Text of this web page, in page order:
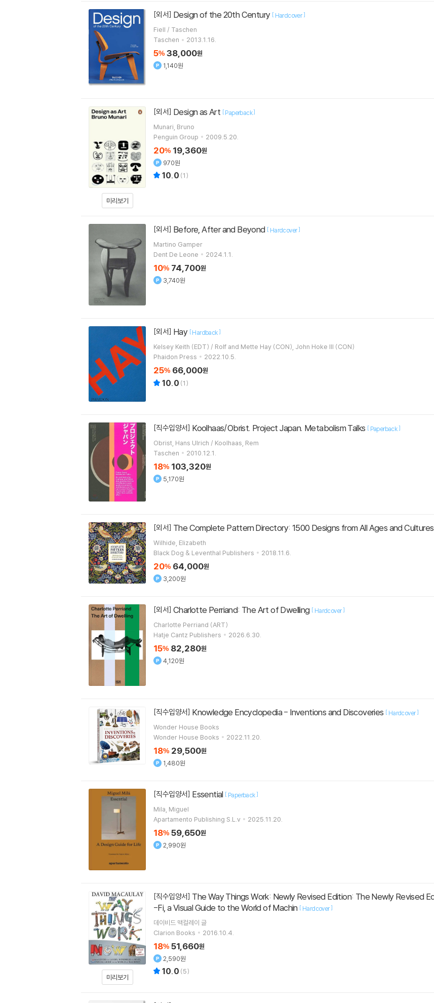
[외서] Design of the 20th Century [ Hardcover]
Fiell / Taschen
Taschen
2013.1.16.
5% 38,000원
1,140원
미리보기
[외서] Design as Art [Paperback]
Munari, Bruno
Penguin Group
2009.5.20.
20% 19,360원
970원
10.0 (1)
[외서] Before, After and Beyond [ Hardcover]
Martino Gamper
Dent De Leone
2024.1.1.
10% 74,700원
3,740원
[외서] Hay [Hardback]
Kelsey Keith (EDT) / Rolf and Mette Hay (CON), John Hoke III (CON)
Phaidon Press
2022.10.5.
25% 66,000원
10.0 (1)
[직수입양서] Koolhaas/Obrist. Project Japan. Metabolism Talks [ Paperback]
Obrist, Hans Ulrich / Koolhaas, Rem
Taschen
2010.12.1.
18% 103,320원
5,170원
[외서] The Complete Pattern Directory: 1500 Designs from All Ages and Cultures
Wilhide, Elizabeth
Black Dog & Leventhal Publishers
2018.11.6.
20% 64,000원
3,200원
[외서] Charlotte Perriand: The Art of Dwelling [ Hardcover]
Charlotte Perriand (ART)
Hatje Cantz Publishers
2026.6.30.
15% 82,280원
4,120원
[직수입양서] Knowledge Encyclopedia - Inventions and Discoveries [ Hardcover]
Wonder House Books
Wonder House Books
2022.11.20.
18% 29,500원
1,480원
[직수입양서] Essential [ Paperback]
Mila, Miguel
Apartamento Publishing S.L.v
2025.11.20.
18% 59,650원
2,990원
미리보기
[직수입양서]
-Fi, a Visual Guide to the World of Machin [ Hardcover]
데이비드 맥컬레이 글
Clarion Books
2016.10.4.
18% 51,660원
2,590원
10.0 (5)